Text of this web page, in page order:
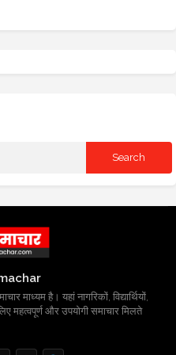
माध्यम है। यहां नागरिकों, विद्यार्थियों,
महत्वपूर्ण और उपयोगी समाचार मिलते